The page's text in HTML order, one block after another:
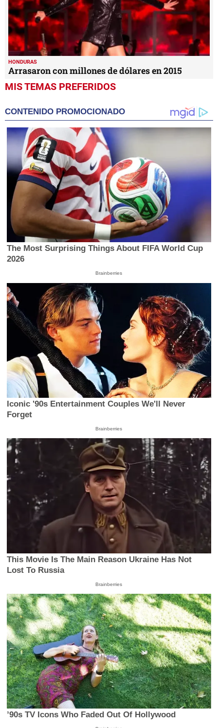
HONDURAS
Arrasaron con millones de dólares en 2015
MIS TEMAS PREFERIDOS
CONTENIDO PROMOCIONADO
The Most Surprising Things About FIFA World Cup
2026
Brainberries
Iconic '90s Entertainment Couples We'll Never
Forget
Brainberries
This Movie Is The Main Reason Ukraine Has Not
Lost To Russia
Brainberries
’90s TV Icons Who Faded Out Of Hollywood